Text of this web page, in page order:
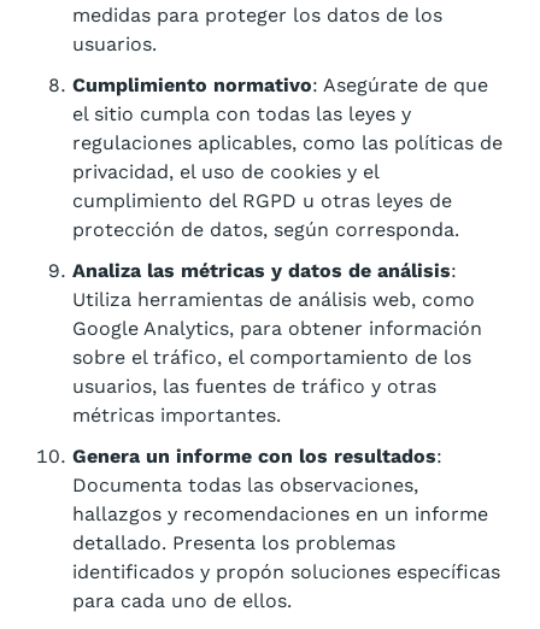
medidas para proteger los datos de los
usuarios.
Cumplimiento normativo: Asegúrate de que
el sitio cumpla con todas las leyes y
regulaciones aplicables, como las políticas de
privacidad, el uso de cookies y el
cumplimiento del RGPD u otras leyes de
protección de datos, según corresponda.
Analiza las métricas y datos de análisis:
Utiliza herramientas de análisis web, como
Google Analytics, para obtener información
sobre el tráfico, el comportamiento de los
usuarios, las fuentes de tráfico y otras
métricas importantes.
Genera un informe con los resultados:
Documenta todas las observaciones,
hallazgos y recomendaciones en un informe
detallado. Presenta los problemas
identificados y propón soluciones específicas
para cada uno de ellos.